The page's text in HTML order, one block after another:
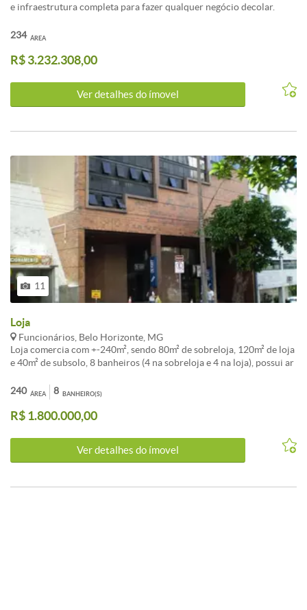
e infraestrutura completa para fazer qualquer negócio decolar.
BH. ÁREA
234
R$ 3.232.308,00
Ver detalhes do ímovel
11
Loja
Funcionários, Belo Horizonte, MG
Loja comercia com +-240m², sendo 80m² de sobreloja, 120m² de loja
e 40m² de subsolo, 8 banheiros (4 na sobreloja e 4 na loja), possui ar
ÁREA
240 BANHEIRO(S)
8
R$ 1.800.000,00
Ver detalhes do ímovel